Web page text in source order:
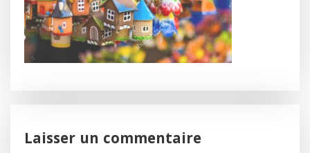
Laisser un commentaire